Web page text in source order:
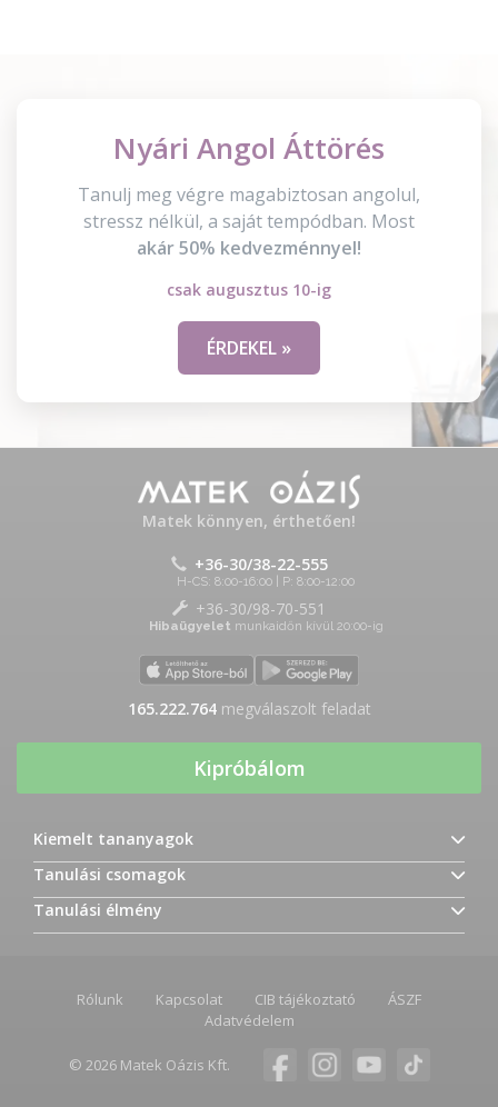
Nyári Angol Áttörés
Tanulj meg végre magabiztosan angolul,
stressz nélkül, a saját tempódban. Most
akár 50% kedvezménnyel!
csak augusztus 10-ig
ÉRDEKEL »
Matek könnyen, érthetően!
+36-30/38-22-555
H-CS: 8:00-16:00 | P: 8:00-12:00
+36-30/98-70-551
Hibaügyelet munkaidőn kívül 20:00-ig
165.222.764megválaszolt feladat
Kipróbálom
Kiemelt tananyagok
Tanulási csomagok
Tanulási élmény
Rólunk Kapcsolat CIB tájékoztató
ÁSZF
Adatvédelem
© 2026 Matek Oázis Kft.